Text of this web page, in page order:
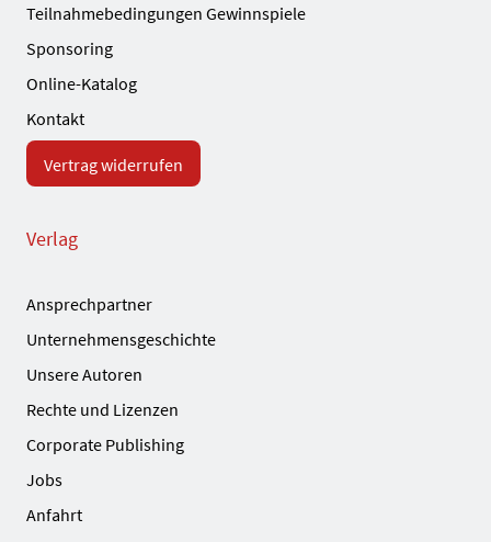
Teilnahmebedingungen Gewinnspiele
Sponsoring
Online-Katalog
Kontakt
Vertrag widerrufen
Verlag
Ansprechpartner
Unternehmensgeschichte
Unsere Autoren
Rechte und Lizenzen
Corporate Publishing
Jobs
Anfahrt